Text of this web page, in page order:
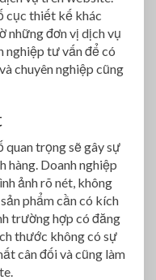
cục thiết kế khác
những đơn vị dịch vụ
nghiệp tư vấn để có
chuyên nghiệp cũng
quan trọng sẽ gây sự
hàng. Doanh nghiệp
ảnh rõ nét, không
phẩm cần có kích
trường hợp có đăng
thước không có sự
cân đối và cũng làm